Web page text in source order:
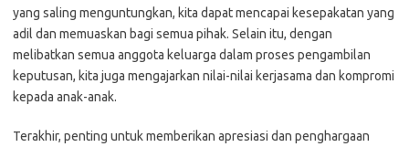
yang saling menguntungkan, kita dapat mencapai kesepakatan yang
adil dan memuaskan bagi semua pihak. Selain itu, dengan
melibatkan semua anggota keluarga dalam proses pengambilan
keputusan, kita juga mengajarkan nilai-nilai kerjasama dan kompromi
kepada anak-anak.
Terakhir, penting untuk memberikan apresiasi dan penghargaan